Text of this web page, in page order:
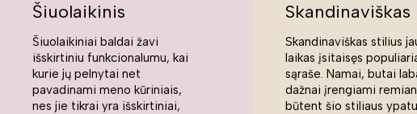
Šiuolaikinis
Šiuolaikiniai baldai žavi
išskirtiniu funkcionalumu, kai
kurie jų pelnytai net
pavadinami meno kūriniais,
nes jie tikrai yra išskirtiniai,
Skandinaviškas
Skandinaviškas stilius
laikas įsitaisęs
sąraše. Namai, butai
dažnai įrengiami
būtent šio stiliaus